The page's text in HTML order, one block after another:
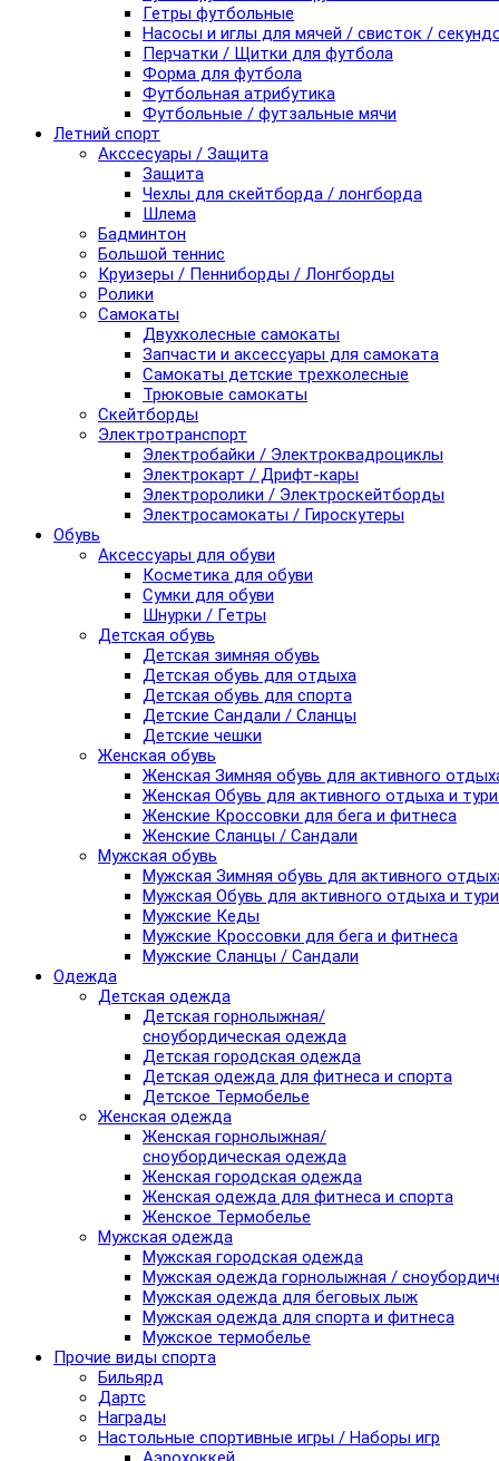
Гетры футбольные
Насосы и иглы для мячей / свисток /
Перчатки / Щитки для футбола
Форма для футбола
Футбольная атрибутика
Футбольные / футзальные мячи
Летний спорт
Акссесуары / Защита
Защита
Чехлы для скейтборда / лонгборда
Шлема
Бадминтон
Большой теннис
Круизеры / Пенниборды / Лонгборды
Ролики
Самокаты
Двухколесные самокаты
Запчасти и аксессуары для самоката
Самокаты детские трехколесные
Трюковые самокаты
Скейтборды
Электротранспорт
Электробайки / Электроквадроциклы
Электрокарт / Дрифт-кары
Электроролики / Электроскейтборды
Электросамокаты / Гироскутеры
Обувь
Аксессуары для обуви
Косметика для обуви
Сумки для обуви
Шнурки / Гетры
Детская обувь
Детская зимняя обувь
Детская обувь для отдыха
Детская обувь для спорта
Детские Сандали / Сланцы
Детские чешки
Женская обувь
Женская Зимняя обувь для активного
Женская Обувь для активного отдыха и
Женские Кроссовки для бега и фитнеса
Женские Сланцы / Сандали
Мужская обувь
Мужская Зимняя обувь для активного
Мужская Обувь для активного отдыха и
Мужские Кеды
Мужские Кроссовки для бега и фитнеса
Мужские Сланцы / Сандали
Одежда
Детская одежда
Детская горнолыжная/
сноубордическая одежда
Детская городская одежда
Детская одежда для фитнеса и спорта
Детское Термобелье
Женская одежда
Женская горнолыжная/
сноубордическая одежда
Женская городская одежда
Женская одежда для фитнеса и спорта
Женское Термобелье
Мужская одежда
Мужская городская одежда
Мужская одежда горнолыжная /
Мужская одежда для беговых лыж
Мужская одежда для спорта и фитнеса
Мужское термобелье
Прочие виды спорта
Бильярд
Дартс
Награды
Настольные спортивные игры / Наборы игр